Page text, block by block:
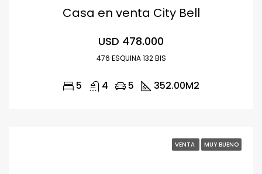
Casa en venta City Bell
USD 478.000
476 ESQUINA 132 BIS
5 4 5 352.00M2
VENTA MUY BUENO